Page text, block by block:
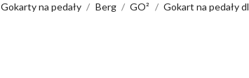
Gokarty na pedały Berg GO² Gokart na pedały